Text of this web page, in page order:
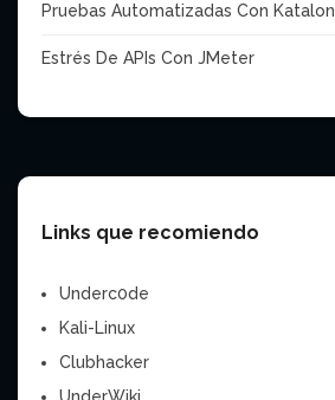
Pruebas Automatizadas Con Katalon
Estrés De APIs Con JMeter
Links que recomiendo
Underc0de
Kali-Linux
Clubhacker